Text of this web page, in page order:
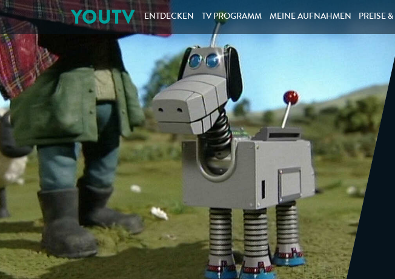
YOUTV ENTDECKEN TV PROGRAMM MEINE AUFNAHMEN PREISE &